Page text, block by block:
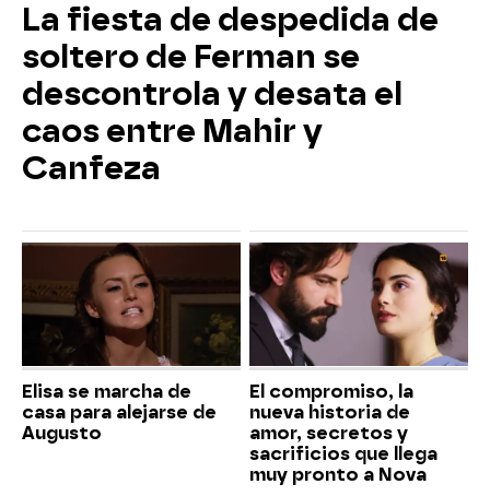
La fiesta de despedida de
soltero de Ferman se
descontrola y desata el
caos entre Mahir y
Canfeza
Elisa se marcha de
casa para alejarse de
Augusto
El compromiso, la
nueva historia de
amor, secretos y
sacrificios que llega
muy pronto a Nova